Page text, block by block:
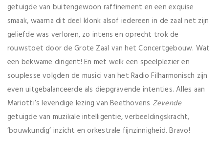
getuigde van buitengewoon raffinement en een exquise
smaak, waarna dit deel klonk alsof iedereen in de zaal net zijn
geliefde was verloren, zo intens en oprecht trok de
rouwstoet door de Grote Zaal van het Concertgebouw. Wat
een bekwame dirigent! En met welk een speelplezier en
souplesse volgden de musici van het Radio Filharmonisch zijn
even uitgebalanceerde als diepgravende intenties. Alles aan
Mariotti’s levendige lezing van Beethovens Zevende
getuigde van muzikale intelligentie, verbeeldingskracht,
‘bouwkundig’ inzicht en orkestrale fijnzinnigheid. Bravo!